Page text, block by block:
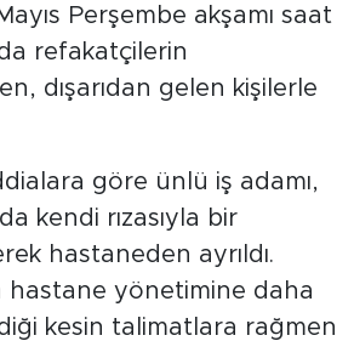
Perşembe akşamı saat
refakatçilerin
dışarıdan gelen kişilerle
göre ünlü iş adamı,
kendi rızasıyla bir
hastaneden ayrıldı.
hastane yönetimine daha
kesin talimatlara rağmen